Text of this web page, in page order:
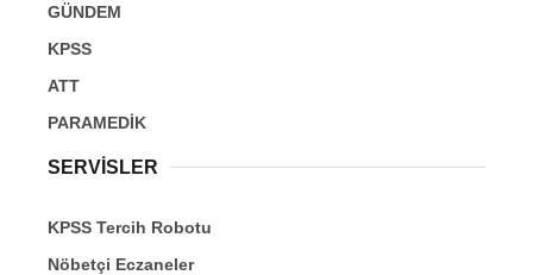
GÜNDEM
KPSS
ATT
PARAMEDİK
SERVİSLER
KPSS Tercih Robotu
Nöbetçi Eczaneler